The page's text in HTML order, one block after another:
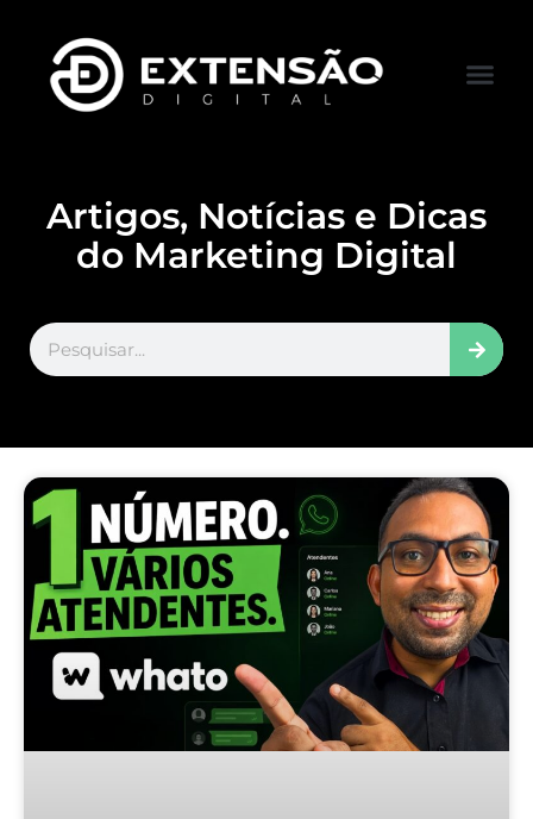
Artigos, Notícias e Dicas
do Marketing Digital